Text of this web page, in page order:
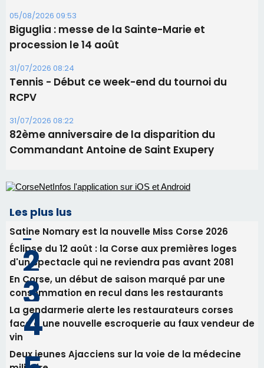
31/07/2026 08:22
82ème anniversaire de la disparition du
Commandant Antoine de Saint Exupery
Les plus lus
Satine Nomary est la nouvelle Miss Corse 2026
Éclipse du 12 août : la Corse aux premières loges
d'un spectacle qui ne reviendra pas avant 2081
consommation en recul dans les restaurants
face à une nouvelle escroquerie au faux vendeur de
vin
Deux jeunes Ajacciens sur la voie de la médecine
militaire
Newsletter
Inscrivez-vous à la newsletter de CNI et recevez par
nos meilleurs articles